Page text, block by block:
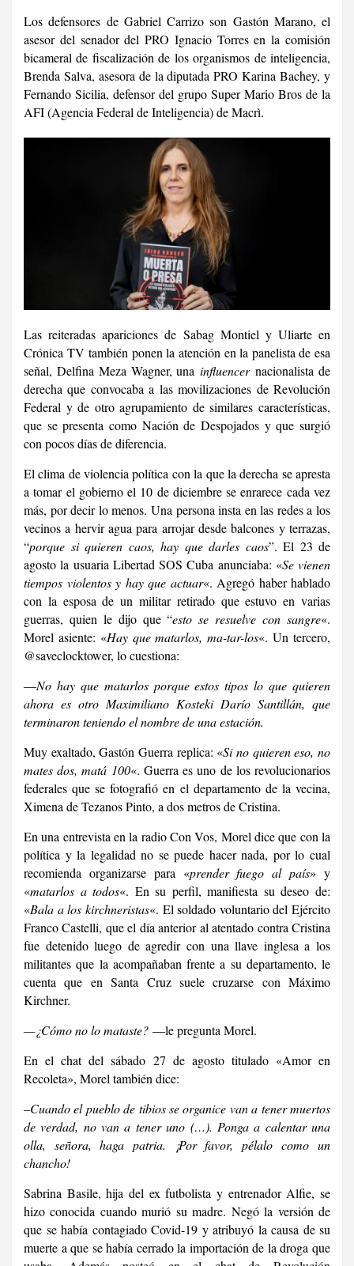
Los defensores de Gabriel Carrizo son Gastón Marano, el
asesor del senador del PRO Ignacio Torres en la comisión
bicameral de fiscalización de los organismos de inteligencia,
Brenda Salva, asesora de la diputada PRO Karina Bachey, y
Fernando Sicilia, defensor del grupo Super Mario Bros de la
AFI (Agencia Federal de Inteligencia) de Macrì.
Las reiteradas apariciones de Sabag Montiel y Uliarte en
Crónica TV también ponen la atención en la panelista de esa
señal, Delfina Meza Wagner, unainfluencernacionalista de
derecha que convocaba a las movilizaciones de Revolución
Federal y de otro agrupamiento de similares características,
que se presenta como Nación de Despojados y que surgió
con pocos días de diferencia.
El clima de violencia política con la que la derecha se apresta
a tomar el gobierno el 10 de diciembre se enrarece cada vez
más, por decir lo menos. Una persona insta en las redes a los
vecinos a hervir agua para arrojar desde balcones y terrazas,
“porque si quieren caos, hay que darles caos”. El 23 de
agosto la usuaria Libertad SOS Cuba anunciaba: «Se vienen
tiempos violentos y hay que actuar«. Agregó haber hablado
con la esposa de un militar retirado que estuvo en varias
guerras, quien le dijo que “esto se resuelve con sangre«.
Morel asiente: «Hay que matarlos, ma-tar-los«. Un tercero,
@saveclocktower, lo cuestiona:
—No hay que matarlos porque estos tipos lo que quieren
ahora es otro Maximiliano Kosteki Darío Santillán, que
terminaron teniendo el nombre de una estación.
Muy exaltado, Gastón Guerra replica: «Si no quieren eso, no
mates dos, matá 100«. Guerra es uno de los revolucionarios
federales que se fotografió en el departamento de la vecina,
Ximena de Tezanos Pinto, a dos metros de Cristina.
En una entrevista en la radio Con Vos, Morel dice que con la
política y la legalidad no se puede hacer nada, por lo cual
recomienda organizarse para «prender fuego al país» y
«matarlos a todos«. En su perfil, manifiesta su deseo de:
«Bala a los kirchneristas«. El soldado voluntario del Ejército
Franco Castelli, que el día anterior al atentado contra Cristina
fue detenido luego de agredir con una llave inglesa a los
militantes que la acompañaban frente a su departamento, le
cuenta que en Santa Cruz suele cruzarse con Máximo
Kirchner.
—¿Cómo no lo mataste? —le pregunta Morel.
En el chat del sábado 27 de agosto titulado «Amor en
Recoleta», Morel también dice:
–Cuando el pueblo de tibios se organice van a tener muertos
de verdad, no van a tener uno (…). Ponga a calentar una
olla, señora, haga patria. ¡Por favor, pélalocomo un
chancho!
Sabrina Basile, hija del ex futbolista y entrenador Alfie, se
hizo conocida cuando murió su madre. Negó la versión de
que se había contagiado Covid-19 y atribuyó la causa de su
muerte a que se había cerrado la importación de la droga que